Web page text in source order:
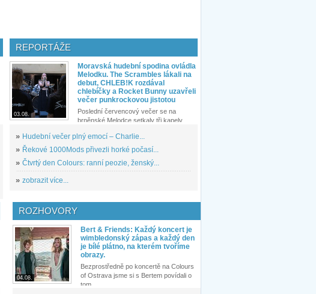
REPORTÁŽE
03.08.
Moravská hudební spodina ovládla
Melodku. The Scrambles lákali na
debut, CHLEB!K rozdával
chlebíčky a Rocket Bunny uzavřeli
večer punkrockovou jistotou
Poslední červencový večer se na
brněnské Melodce setkaly tři kapely...
» Hudební večer plný emocí – Charlie...
» Řekové 1000Mods přivezli horké počasí...
» Čtvrtý den Colours: ranní peozie, ženský...
» zobrazit více...
ROZHOVORY
04.08.
Bert & Friends: Každý koncert je
wimbledonský zápas a každý den
je bílé plátno, na kterém tvoříme
obrazy.
Bezprostředně po koncertě na Colours
of Ostrava jsme si s Bertem povídali o
tom,...